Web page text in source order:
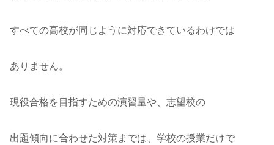
すべての高校が同じように対応できているわけでは
ありません。
現役合格を目指すための演習量や、志望校の
出題傾向に合わせた対策までは、学校の授業だけで